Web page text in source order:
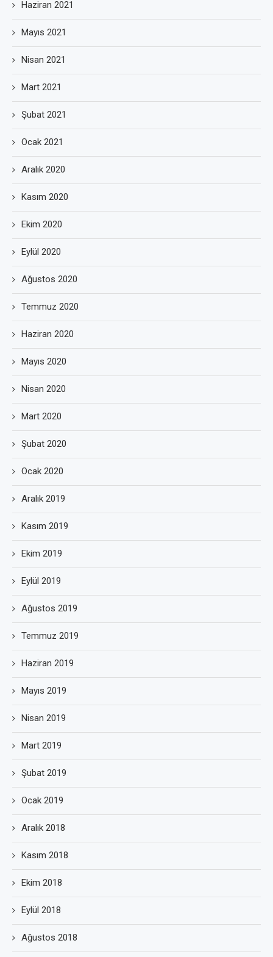
Haziran 2021
Mayıs 2021
Nisan 2021
Mart 2021
Şubat 2021
Ocak 2021
Aralık 2020
Kasım 2020
Ekim 2020
Eylül 2020
Ağustos 2020
Temmuz 2020
Haziran 2020
Mayıs 2020
Nisan 2020
Mart 2020
Şubat 2020
Ocak 2020
Aralık 2019
Kasım 2019
Ekim 2019
Eylül 2019
Ağustos 2019
Temmuz 2019
Haziran 2019
Mayıs 2019
Nisan 2019
Mart 2019
Şubat 2019
Ocak 2019
Aralık 2018
Kasım 2018
Ekim 2018
Eylül 2018
Ağustos 2018